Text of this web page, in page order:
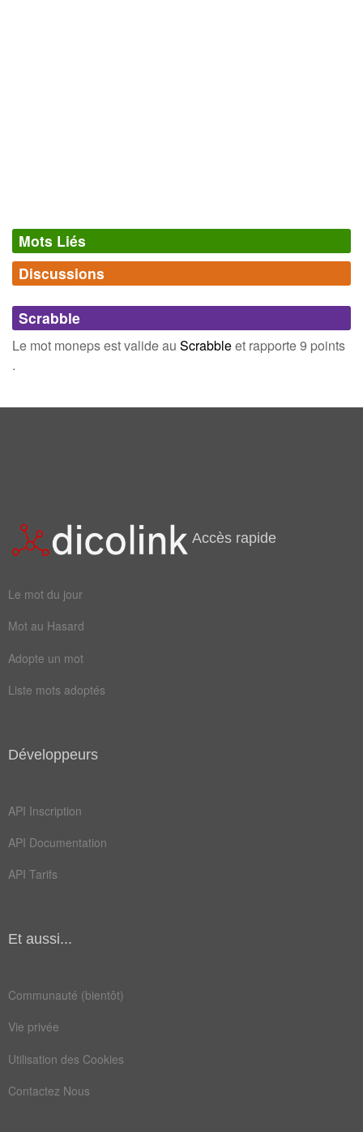
Mots Liés
Synonymes(0)
Mots avec la même signification
Discussions
Connectez-vous inscrivez-vous
Scrabble
Le mot moneps est valide au Scrabbleet rapporte 9 points
.
Accès rapide
Le mot du jour
Mot au Hasard
Adopte un mot
Liste mots adoptés
Développeurs
API Inscription
API Documentation
API Tarifs
Et aussi...
Communauté (bientôt)
Vie privée
Utilisation des Cookies
Contactez Nous